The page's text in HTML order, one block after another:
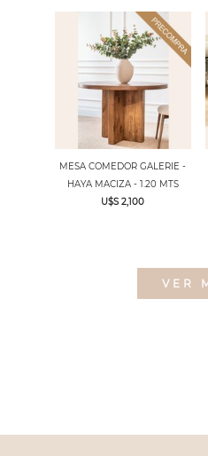
MESA COMEDOR GALERIE -
HAYA MACIZA - 1.20 MTS
U$S 2,100
VER